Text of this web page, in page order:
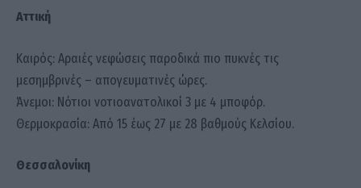
Αττική
Καιρός: Αραιές νεφώσεις παροδικά πιο πυκνές τις
μεσημβρινές – απογευματινές ώρες.
Άνεμοι: Νότιοι νοτιοανατολικοί 3 με 4 μποφόρ.
Θερμοκρασία: Από 15 έως 27 με 28 βαθμούς Κελσίου.
Θεσσαλονίκη